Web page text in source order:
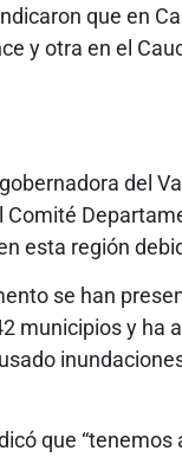
que en
y otra en el
del
esta región
se han
municipios y ha
que